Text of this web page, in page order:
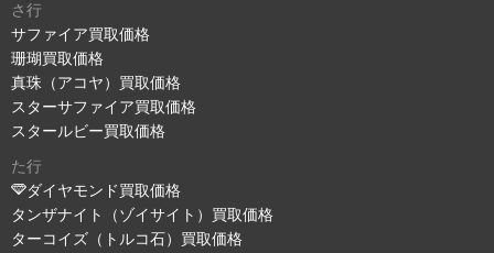
さ行
サファイア買取価格
珊瑚買取価格
真珠（アコヤ）買取価格
スターサファイア買取価格
スタールビー買取価格
た行
ダイヤモンド買取価格
タンザナイト（ゾイサイト）買取価格
ターコイズ（トルコ石）買取価格